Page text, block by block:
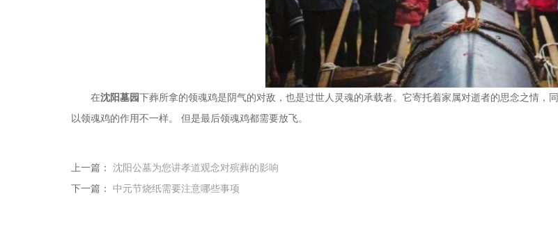
在沈阳墓园下葬所拿的领魂鸡是阴气的对敌，也是过世人灵魂的承载者。它寄托着家属对逝者的思念之情
以领魂鸡的作用不一样。 但是最后领魂鸡都需要放飞。
上一篇： 沈阳公墓为您讲孝道观念对殡葬的影响
下一篇： 中元节烧纸需要注意哪些事项